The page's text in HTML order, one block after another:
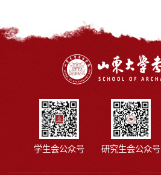
学生会公众号 研究生会公众号